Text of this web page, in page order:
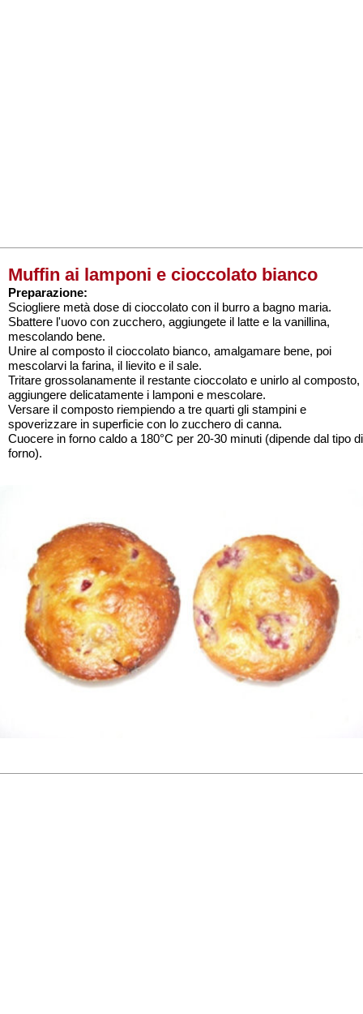
Muffin ai lamponi e cioccolato bianco
Preparazione:
Sciogliere metà dose di cioccolato con il burro a bagno maria.
Sbattere l'uovo con zucchero, aggiungete il latte e la vanillina,
mescolando bene.
Unire al composto il cioccolato bianco, amalgamare bene, poi
mescolarvi la farina, il lievito e il sale.
Tritare grossolanamente il restante cioccolato e unirlo al composto,
aggiungere delicatamente i lamponi e mescolare.
Versare il composto riempiendo a tre quarti gli stampini e
spoverizzare in superficie con lo zucchero di canna.
Cuocere in forno caldo a 180°C per 20-30 minuti (dipende dal tipo di
forno).